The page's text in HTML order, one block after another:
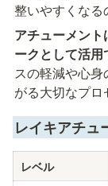
整いやすくなる
アチューメン
ークとして活用
スの軽減や心
がる大切なプロ
レイキアチュ
レベル